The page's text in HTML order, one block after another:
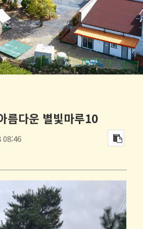
름다운 별빛마루10
08:46